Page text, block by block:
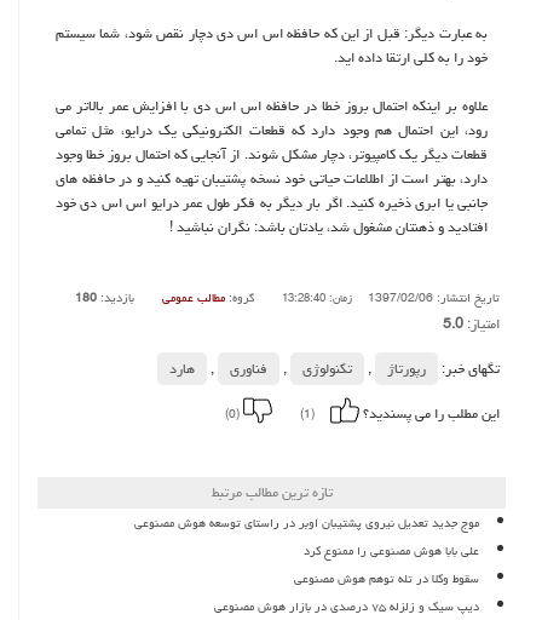
به عبارت دیگر: قبل از این که حافظه اس اس دی دچار نقص شود، شما سیستم
خود را به کلی ارتقا داده اید.
علاوه بر اینکه احتمال بروز خطا در حافظه اس اس دی با افزایش عمر بالاتر می
رود، این احتمال هم وجود دارد که قطعات الکترونیکی یک درایو، مثل تمامی
قطعات دیگر یک کامپیوتر، دچار مشکل شوند. از آنجایی که احتمال بروز خطا وجود
دارد، بهتر است از اطلاعات حیاتی خود نسخه پشتیبان تهیه کنید و در حافظه های
جانبی یا ابری ذخیره کنید. اگر بار دیگر به فکر طول عمر درایو اس اس دی خود
افتادید و ذهنتان مشغول شد، یادتان باشد: نگران نباشید !
تاریخ انتشار: 1397/02/06 زمان: 13:28:40 گروه: مطالب عمومی بازدید: 180
امتیاز:5.0
تگهای خبر:
رپورتاژ , تكنولوژی , فناوری ,
هارد
این مطلب را می پسندید؟
(1)
(0)
تازه ترین مطالب مرتبط
موج جدید تعدیل نیروی پشتیبان اوبر در راستای توسعه هوش مصنوعی
علی بابا هوش مصنوعی را ممنوع کرد
سقوط وکلا در تله توهم هوش مصنوعی
دیپ سیک و زلزله ۷۵ درصدی در بازار هوش مصنوعی